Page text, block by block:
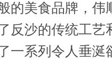
的美食品牌，伟
反沙的传统工艺
一系列令人垂涎